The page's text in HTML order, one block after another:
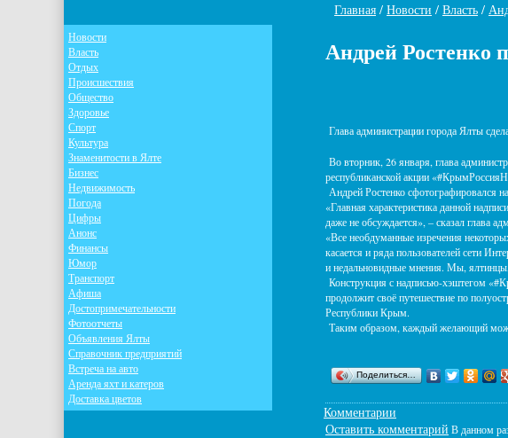
Главная / Новости / Власть /
Андрей Ростенко
Глава администрации города Ялты
Во вторник, 26 января, глава
республиканской акции
Андрей Ростенко сфотографировался
«Главная характеристика данной
даже не обсуждается», – сказал глава
«Все необдуманные изречения
касается и ряда пользователей сети
и недальновидные мнения. Мы,
Конструкция с надписью-хэштегом
продолжит своё путешествие по
Республики Крым.
Таким образом, каждый желающий
Поделиться…
Комментарии
Оставить комментарий В данном
Новости
Власть
Отдых
Происшествия
Общество
Здоровье
Спорт
Культура
Знаменитости в Ялте
Бизнес
Недвижимость
Погода
Цифры
Анонс
Финансы
Юмор
Транспорт
Афиша
Достопримечательности
Фотоотчеты
Объявления Ялты
Справочник предприятий
Встреча на авто
Аренда яхт и катеров
Доставка цветов